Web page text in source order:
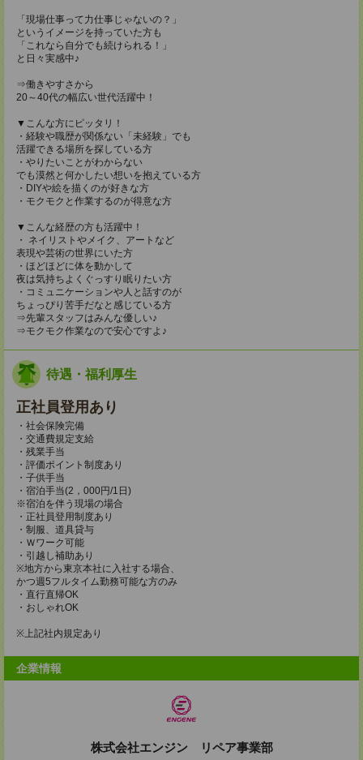
「現場仕事って力仕事じゃないの？」
というイメージを持っていた方も
「これなら自分でも続けられる！」
と日々実感中♪
⇒働きやすさから
20～40代の幅広い世代活躍中！
▼こんな方にピッタリ！
・経験や職歴が関係ない「未経験」でも
活躍できる場所を探している方
・やりたいことがわからない
でも漠然と何かしたい想いを抱えている方
・DIYや絵を描くのが好きな方
・モクモクと作業するのが得意な方
▼こんな経歴の方も活躍中！
・ ネイリストやメイク、アートなど
表現や芸術の世界にいた方
・ほどほどに体を動かして
夜は気持ちよくぐっすり眠りたい方
・コミュニケーションや人と話すのが
ちょっぴり苦手だなと感じている方
⇒先輩スタッフはみんな優しい♪
⇒モクモク作業なので安心ですよ♪
待遇・福利厚生
正社員登用あり
・社会保険完備
・交通費規定支給
・残業手当
・評価ポイント制度あり
・子供手当
・宿泊手当(2，000円/1日)
※宿泊を伴う現場の場合
・正社員登用制度あり
・制服、道具貸与
・Ｗワーク可能
・引越し補助あり
※地方から東京本社に入社する場合、
かつ週5フルタイム勤務可能な方のみ
・直行直帰OK
・おしゃれOK
※上記社内規定あり
企業情報
株式会社エンジン リペア事業部